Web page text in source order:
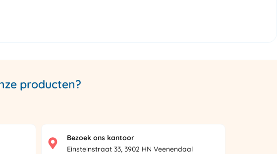
producten?
Bezoek ons kantoor
Einsteinstraat 33, 3902 HN Veenendaal